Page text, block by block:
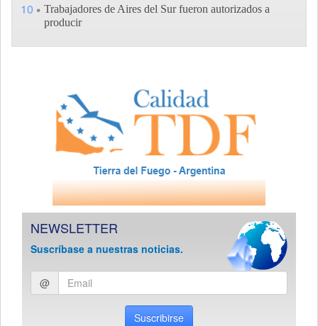
10
Trabajadores de Aires del Sur fueron autorizados a
producir
NEWSLETTER
Suscríbase a nuestras noticias.
Ingresar
email
@
Suscribirse